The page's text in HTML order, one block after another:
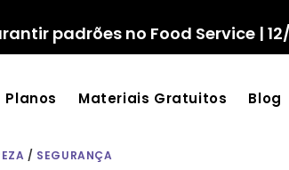
padrões no Food Service |
Planos Materiais Gratuitos Blog
/ SEGURANÇA